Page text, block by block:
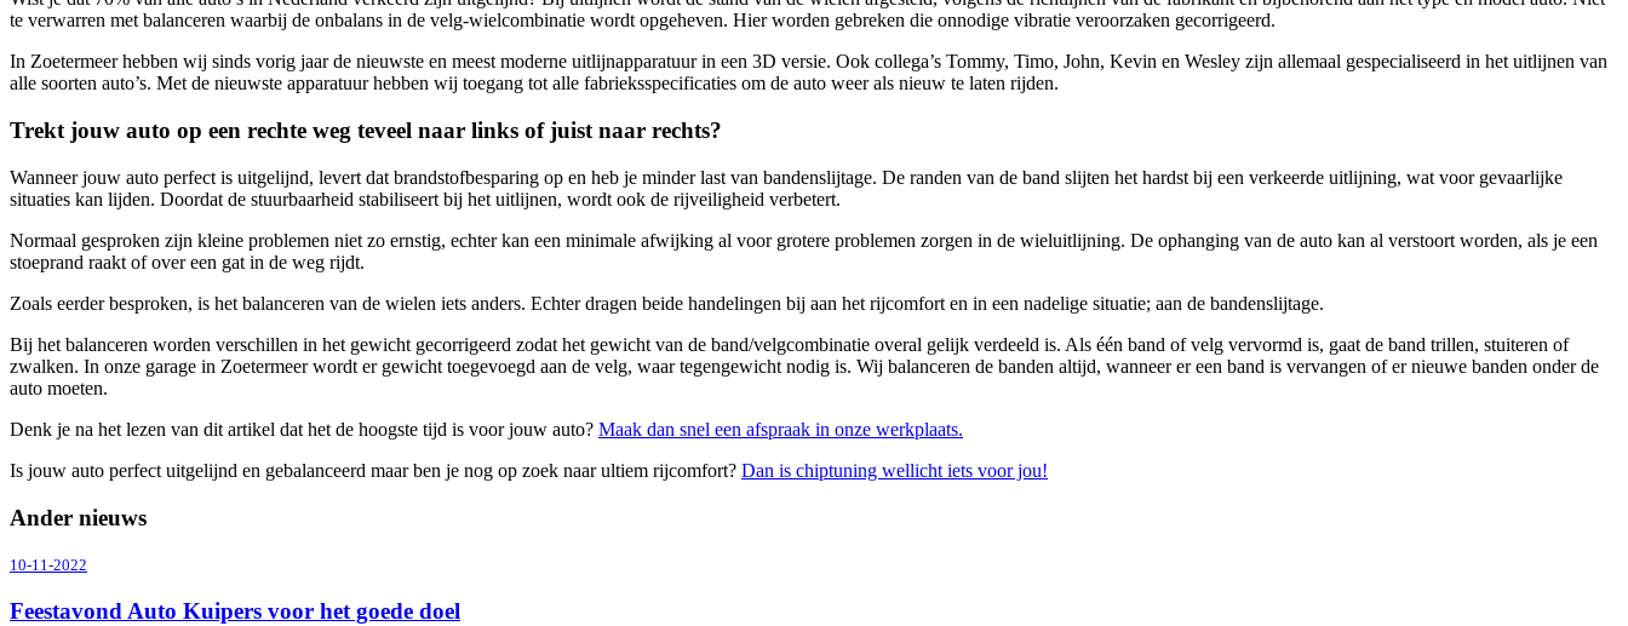
te verwarren met balanceren waarbij de onbalans in de velg-wielcombinatie wordt opgeheven. Hier worden gebreken die onnodige vibratie veroorzaken gecorrigeerd.
In Zoetermeer hebben wij sinds vorig jaar de nieuwste en meest moderne uitlijnapparatuur in een 3D versie. Ook collega’s Tommy, Timo, John, Kevin en Wesley zijn allemaal gespecialiseerd in het uitlijnen van
alle soorten auto’s. Met de nieuwste apparatuur hebben wij toegang tot alle fabrieksspecificaties om de auto weer als nieuw te laten rijden.
Trekt jouw auto op een rechte weg teveel naar links of juist naar rechts?
Wanneer jouw auto perfect is uitgelijnd, levert dat brandstofbesparing op en heb je minder last van bandenslijtage. De randen van de band slijten het hardst bij een verkeerde uitlijning, wat voor gevaarlijke
situaties kan lijden. Doordat de stuurbaarheid stabiliseert bij het uitlijnen, wordt ook de rijveiligheid verbetert.
Normaal gesproken zijn kleine problemen niet zo ernstig, echter kan een minimale afwijking al voor grotere problemen zorgen in de wieluitlijning. De ophanging van de auto kan al verstoort worden, als je een
stoeprand raakt of over een gat in de weg rijdt.
Zoals eerder besproken, is het balanceren van de wielen iets anders. Echter dragen beide handelingen bij aan het rijcomfort en in een nadelige situatie; aan de bandenslijtage.
Bij het balanceren worden verschillen in het gewicht gecorrigeerd zodat het gewicht van de band/velgcombinatie overal gelijk verdeeld is. Als één band of velg vervormd is, gaat de band trillen, stuiteren of
zwalken. In onze garage in Zoetermeer wordt er gewicht toegevoegd aan de velg, waar tegengewicht nodig is. Wij balanceren de banden altijd, wanneer er een band is vervangen of er nieuwe banden onder de
auto moeten.
Denk je na het lezen van dit artikel dat het de hoogste tijd is voor jouw auto? Maak dan snel een afspraak in onze werkplaats.
Is jouw auto perfect uitgelijnd en gebalanceerd maar ben je nog op zoek naar ultiem rijcomfort? Dan is chiptuning wellicht iets voor jou!
Ander nieuws
10-11-2022
Feestavond Auto Kuipers voor het goede doel